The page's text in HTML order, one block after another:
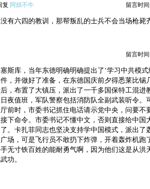
复 阿妞不牛 留言时间
有六四的教训，那帮叛乱的士兵不会当场枪毙
留言时间
斯库，当年东德明确明确提出了‘学习中共模
，并做好了准备，在东德国庆前夕得悉莱比锡
，布置了大镇压，派出了一千多国保特工混进
日夜值班，军队警察包括消防队全副武装听令。
前时，市委书记抓住电话请示党中央，问要不
下命令。市委书记不懂中文，否则直接给中国
。卡扎菲同志也坚决支持学中国模式，派出了
场，可是飞行员不敢扔下炸弹，开着轰炸机跑
无寸铁百姓的能耐勇气啊，因为他们这是从洪
功。